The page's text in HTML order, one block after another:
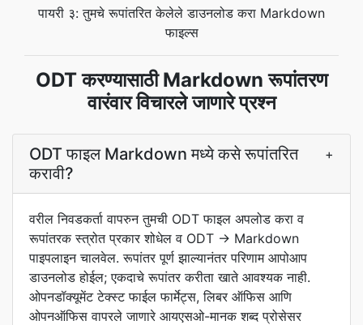
पायरी ३: तुमचे रूपांतरित केलेले डाउनलोड करा Markdown
फाइल्स
ODT करण्यासाठी Markdown रूपांतरण
वारंवार विचारले जाणारे प्रश्न
ODT फाइल Markdown मध्ये कसे रूपांतरित
करावी?
+
वरील निवडकर्ता वापरुन तुमची ODT फाइल अपलोड करा व
रूपांतरक स्त्रोत प्रकार शोधेल व ODT → Markdown
पाइपलाइन चालवेल. रूपांतर पूर्ण झाल्यानंतर परिणाम आपोआप
डाउनलोड होईल; एकदाचे रूपांतर करीता खाते आवश्यक नाही.
ओपनडॉक्यूमेंट टेक्स्ट फाईल फार्मेट्स, लिबर ऑफिस आणि
ओपनऑफिस वापरले जाणारे आयएसओ-मानक शब्द प्रोसेसर